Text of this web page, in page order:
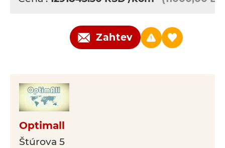
Zahtev
Optimall
Štúrova 5